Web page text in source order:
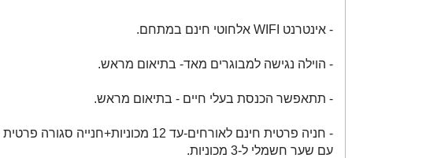
- אינטרנט WIFI אלחוטי חינם במתחם.
- הוילה נגישה למבוגרים מאד- בתיאום מראש.
- תתאפשר הכנסת בעלי חיים - בתיאום מראש.
- חניה פרטית חינם לאורחים-עד 12 מכוניות+חנייה סגורה פרטית
עם שער חשמלי ל-3 מכוניות.